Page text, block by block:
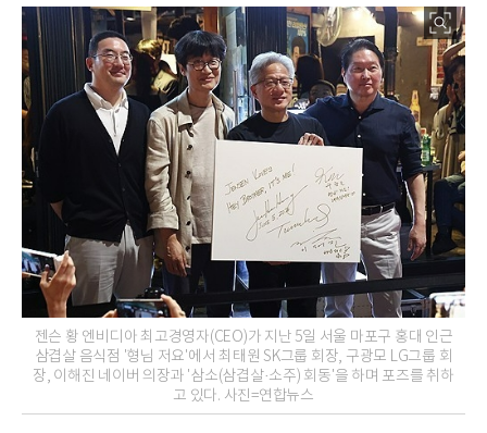
젠슨 황 엔비디아 최고경영자(CEO)가 지난 5일 서울 마포구 홍대 인근
삼겹살 음식점 '형님 저요'에서 최태원 SK그룹 회장, 구광모 LG그룹 회
장, 이해진 네이버 의장과 '삼소(삼겹살·소주) 회동'을 하며 포즈를 취하
고 있다. 사진=연합뉴스